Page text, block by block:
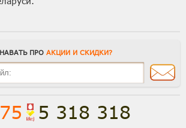
ПРО АКЦИИ И СКИДКИ?
5 318 318